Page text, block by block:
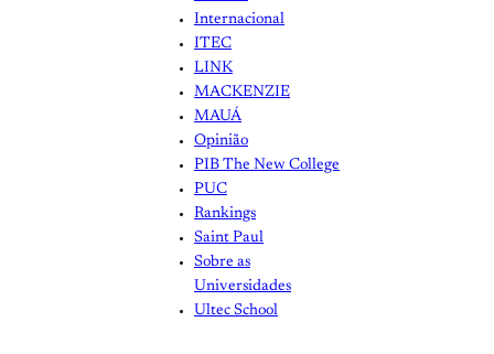
Internacional
ITEC
LINK
MACKENZIE
MAUÁ
Opinião
PIB The New College
PUC
Rankings
Saint Paul
Sobre as
Universidades
Ultec School